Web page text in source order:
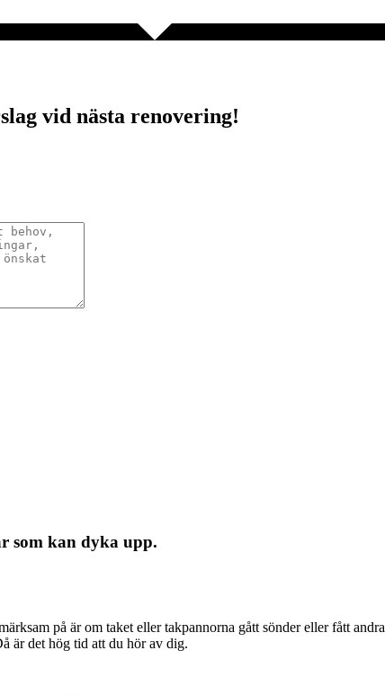
vid nästa renovering!
som kan dyka upp.
på är om taket eller takpannorna gått sönder eller fått
är det hög tid att du hör av dig.